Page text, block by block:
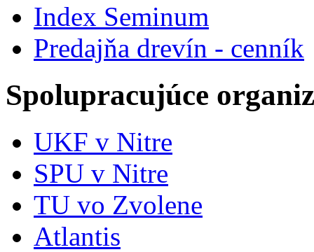
Index Seminum
Predajňa drevín - cenník
Spolupracujúce
UKF v Nitre
SPU v Nitre
TU vo Zvolene
Atlantis